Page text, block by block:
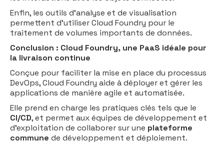
Enfin, les outils d’analyse et de visualisation
permettent d’utiliser Cloud Foundry pour le
traitement de volumes importants de données.
Conclusion : Cloud Foundry, une PaaS idéale pour
la livraison continue
Conçue pour faciliter la mise en place du processus
DevOps, Cloud Foundry aide à déployer et gérer les
applications de manière agile et automatisée.
Elle prend en charge les pratiques clés tels que le
CI/CD, et permet aux équipes de développement et
d’exploitation de collaborer sur une plateforme
commune de développement et déploiement.